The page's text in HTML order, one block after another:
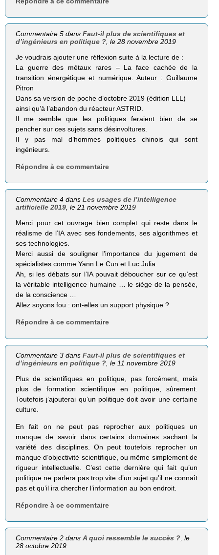
Commentaire 5 dansFaut-il plus de scientifiques et
d’ingénieurs en politique ? , le 28 novembre 2019
Je voudrais ajouter une réflexion suite à la lecture de :
La guerre des métaux rares – La face cachée de la
transition énergétique et numérique. Auteur : Guillaume
Pitron
Dans sa version de poche d’octobre 2019 (édition LLL)
ainsi qu’à l’abandon du réacteur ASTRID.
Il me semble que les politiques feraient bien de se
pencher sur ces sujets sans désinvoltures.
Il y pas mal d’hommes politiques chinois qui sont
ingénieurs.
Répondre à ce commentaire
Commentaire 4 dansLes usages de l’intelligence
artificielle 2019, le 21 novembre 2019
Merci pour cet ouvrage bien complet qui reste dans le
réalisme de l’IA avec ses fondements, ses algorithmes et
ses technologies.
Merci aussi de souligner l’importance du jugement de
spécialistes comme Yann Le Cun et Luc Julia.
Ah, si les débats sur l’IA pouvait déboucher sur ce qu’est
la véritable intelligence humaine … le siège de la pensée,
de la conscience …
Allez soyons fou : ont-elles un support physique ?
Répondre à ce commentaire
Commentaire 3 dansFaut-il plus de scientifiques et
d’ingénieurs en politique ? , le 11 novembre 2019
Plus de scientifiques en politique, pas forcément, mais
plus de formation scientifique en politique, sûrement.
Toutefois j’ajouterai qu’un politique doit avoir une certaine
culture.
En fait on ne peut pas reprocher aux politiques un
manque de savoir dans certains domaines sachant la
variété des disciplines. On peut toutefois reprocher un
manque d’objectivité scientifique, ou même simplement de
rigueur intellectuelle. C’est cette dernière qui fait qu’un
politique ne parlera pas trop vite d’un sujet qu’il ne connaît
pas et qu’il ira chercher l’information au bon endroit.
Répondre à ce commentaire
Commentaire 2 dansA quoi ressemble le succès ? , le
28 octobre 2019